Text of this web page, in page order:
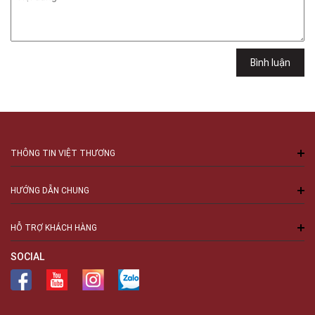
Bình luận
THÔNG TIN VIỆT THƯƠNG
HƯỚNG DẪN CHUNG
HỖ TRỢ KHÁCH HÀNG
SOCIAL